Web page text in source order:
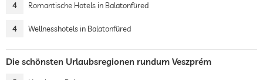
4 Romantische Hotels in Balatonfüred
4 Wellnesshotels in Balatonfüred
Die schönsten Urlaubsregionen rundum Veszprém